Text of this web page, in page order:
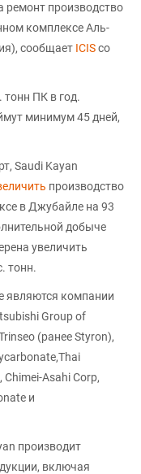
ремонт производство
комплексе Аль-
сообщает ICISсо
ПК в год.
минимум 45 дней,
Saudi Kayan
производство
в Джубайле на 93
добыче
увеличить
тонн.
являются компании
Group of
(ранее Styron),
Asahi Corp,
и
производит
включая